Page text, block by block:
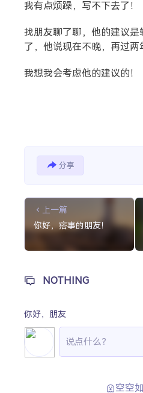
我有点烦躁，写不下去了！
找朋友聊了聊，他的建议
了，他说现在不晚，再过两
我想我会考虑他的建议的！
分享
上一篇
你好，痞事的朋友！
NOTHING
你好， 朋友
空空